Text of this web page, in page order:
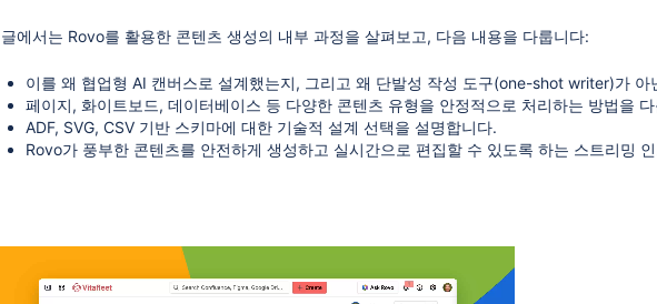
에서는 Rovo를 활용한 콘텐츠 생성의 내부 과정을 살펴보고, 다음 내용을 다룹니다:
이를 왜 협업형 AI 캔버스로 설계했는지, 그리고 왜 단발성 작성 도구(one-shot writer)가 아
페이지, 화이트보드, 데이터베이스 등 다양한 콘텐츠 유형을 안정적으로 처리하는 방법을
ADF, SVG, CSV 기반 스키마에 대한 기술적 설계 선택을 설명합니다.
Rovo가 풍부한 콘텐츠를 안전하게 생성하고 실시간으로 편집할 수 있도록 하는 스트리밍